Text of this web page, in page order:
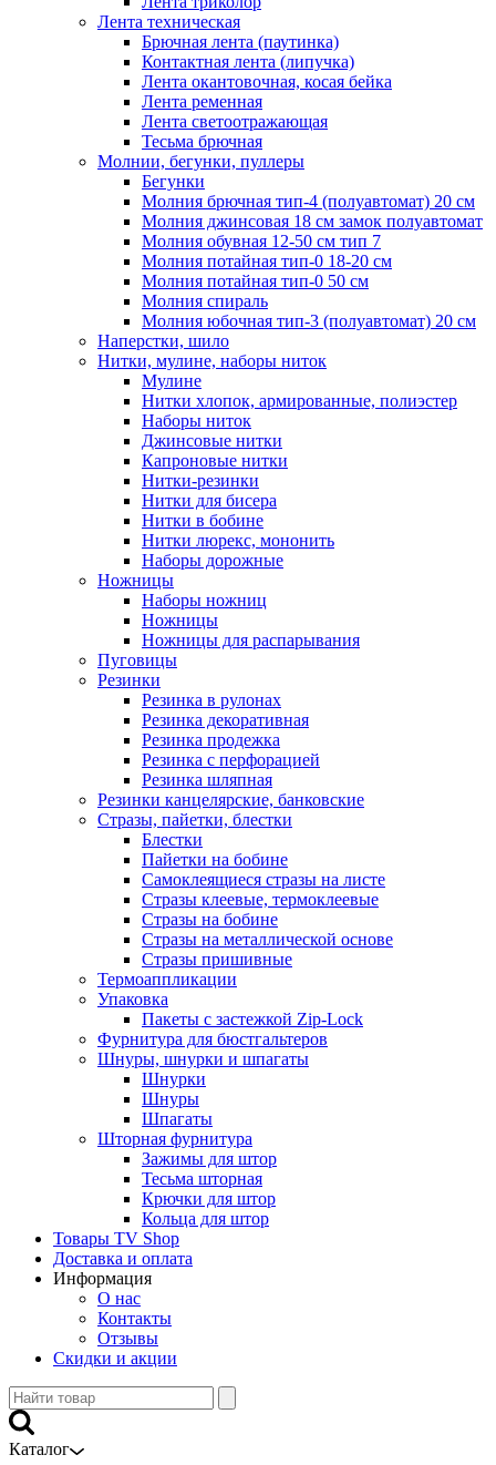
Лента техническая
Брючная лента (паутинка)
Контактная лента (липучка)
Лента окантовочная, косая бейка
Лента ременная
Лента светоотражающая
Тесьма брючная
Молнии, бегунки, пуллеры
Бегунки
Молния брючная тип-4 (полуавтомат) 20 см
Молния джинсовая 18 см замок полуавтомат
Молния обувная 12-50 см тип 7
Молния потайная тип-0 18-20 см
Молния потайная тип-0 50 см
Молния спираль
Молния юбочная тип-3 (полуавтомат) 20 см
Наперстки, шило
Нитки, мулине, наборы ниток
Мулине
Нитки хлопок, армированные, полиэстер
Наборы ниток
Джинсовые нитки
Капроновые нитки
Нитки-резинки
Нитки для бисера
Нитки в бобине
Нитки люрекс, мононить
Наборы дорожные
Ножницы
Наборы ножниц
Ножницы
Ножницы для распарывания
Пуговицы
Резинки
Резинка в рулонах
Резинка декоративная
Резинка продежка
Резинка с перфорацией
Резинка шляпная
Резинки канцелярские, банковские
Стразы, пайетки, блестки
Блестки
Пайетки на бобине
Самоклеящиеся стразы на листе
Стразы клеевые, термоклеевые
Стразы на бобине
Стразы на металлической основе
Стразы пришивные
Термоаппликации
Упаковка
Пакеты с застежкой Zip-Lock
Фурнитура для бюстгальтеров
Шнуры, шнурки и шпагаты
Шнурки
Шнуры
Шпагаты
Шторная фурнитура
Зажимы для штор
Тесьма шторная
Крючки для штор
Кольца для штор
Товары TV Shop
Доставка и оплата
Информация
О нас
Контакты
Отзывы
Скидки и акции
Каталог